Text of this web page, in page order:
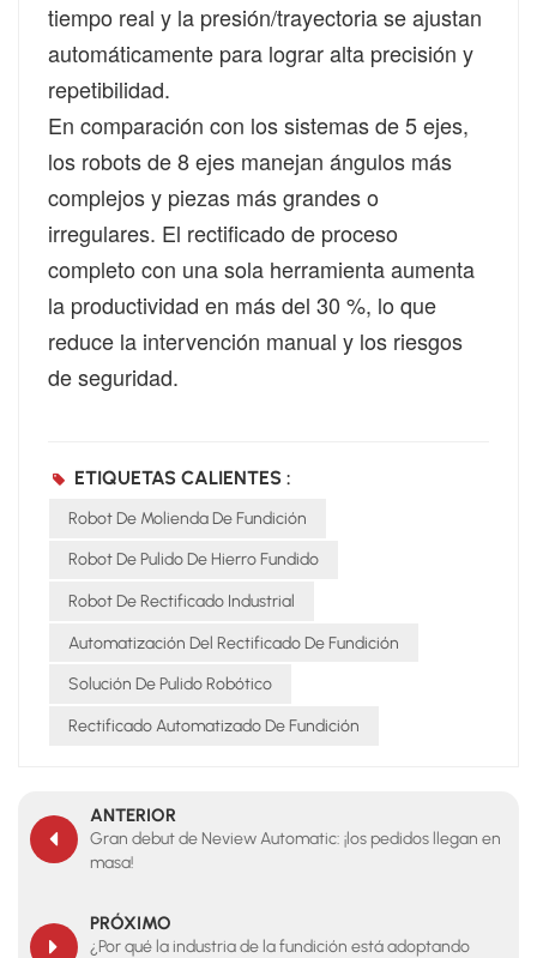
tiempo real y la presión/trayectoria se ajustan
automáticamente para lograr alta precisión y
repetibilidad.
En comparación con los sistemas de 5 ejes,
los robots de 8 ejes manejan ángulos más
complejos y piezas más grandes o
irregulares. El rectificado de proceso
completo con una sola herramienta aumenta
la productividad en más del 30 %, lo que
reduce la intervención manual y los riesgos
de seguridad.
ETIQUETAS CALIENTES :
Robot De Molienda De Fundición
Robot De Pulido De Hierro Fundido
Robot De Rectificado Industrial
Automatización Del Rectificado De Fundición
Solución De Pulido Robótico
Rectificado Automatizado De Fundición
ANTERIOR
Gran debut de Neview Automatic: ¡los pedidos llegan en
masa!
PRÓXIMO
¿Por qué la industria de la fundición está adoptando